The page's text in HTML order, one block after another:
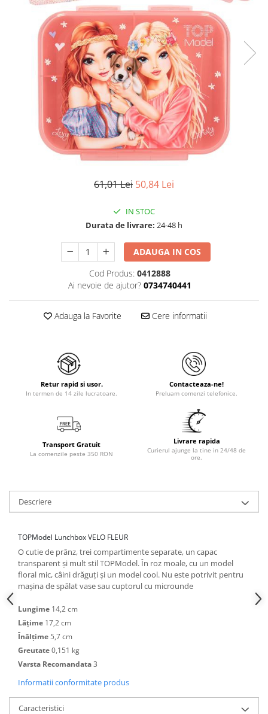
61,01 Lei 50,84 Lei
IN STOC
Durata de livrare: 24-48 h
ADAUGA IN COS
Cod Produs: 0412888
Ai nevoie de ajutor? 0734740441
Adauga la Favorite Cere informatii
Retur rapid si usor.
In termen de 14 zile lucratoare.
Contacteaza-ne!
Preluam comenzi telefonice.
Transport Gratuit
La comenzile peste 350 RON
Livrare rapida
Curierul ajunge la tine in 24/48 de
ore.
Descriere
TOPModel Lunchbox VELO FLEUR
O cutie de prânz, trei compartimente separate, un capac
transparent și mult stil TOPModel. În roz moale, cu un model
floral mic, câini drăguți și un model cool. Nu este potrivit pentru
mașina de spălat vase sau cuptorul cu microunde
Lungime 14,2 cm
Lăţime 17,2 cm
Înălţime 5,7 cm
Greutate0,151 kg
Varsta Recomandata3
Informatii conformitate produs
Caracteristici